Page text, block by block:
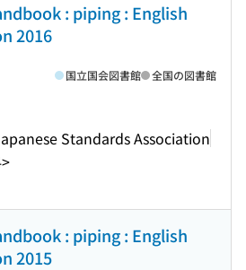
: piping : English
2016
Standards Association
国立国会図書館 全国の図書館
: piping : English
2015